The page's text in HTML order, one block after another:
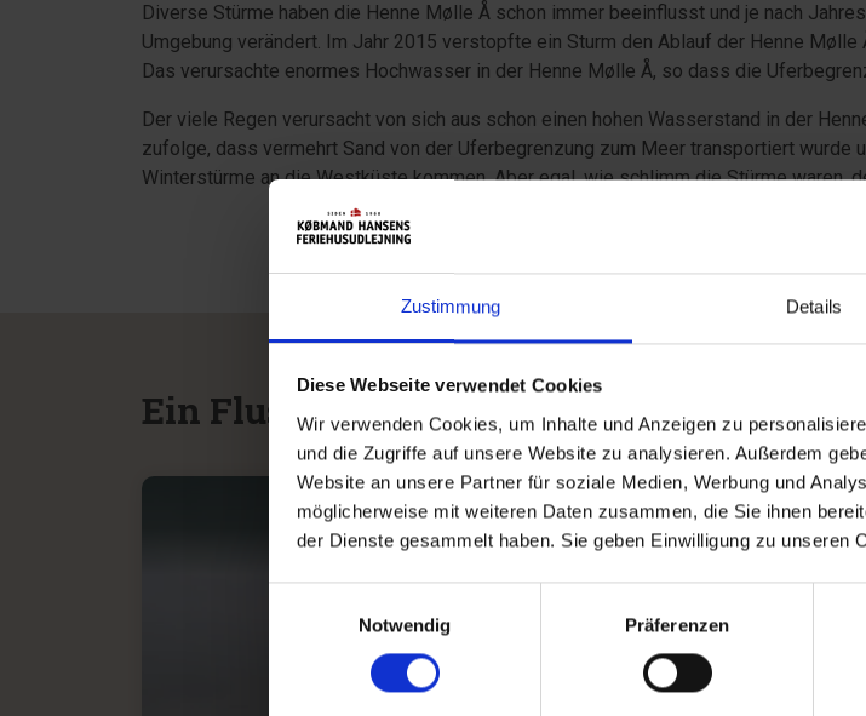
Zustimmung Details
Diese Webseite verwendet Cookies
Wir verwenden Cookies, um Inhalte und Anzeigen zu
und die Zugriffe auf unsere Website zu analysieren. Außerdem
Website an unsere Partner für soziale Medien, Werbung und
möglicherweise mit weiteren Daten zusammen, die Sie ihnen
der Dienste gesammelt haben. Sie geben Einwilligung zu unseren
Notwendig
Präferenzen
Diverse Stürme haben die Henne Mølle Å schon immer beeinflusst und je nach
Umgebung verändert. Im Jahr 2015 verstopfte ein Sturm den Ablauf der Henne
Das verursachte enormes Hochwasser in der Henne Mølle Å, so dass die
Der viele Regen verursacht von sich aus schon einen hohen Wasserstand in der
zufolge, dass vermehrt Sand von der Uferbegrenzung zum Meer transportiert wurde
Winterstürme an die Westküste kommen. Aber egal, wie schlimm die Stürme waren,
Ein Fluss mit vielen Möglichkeiten
ANGELN